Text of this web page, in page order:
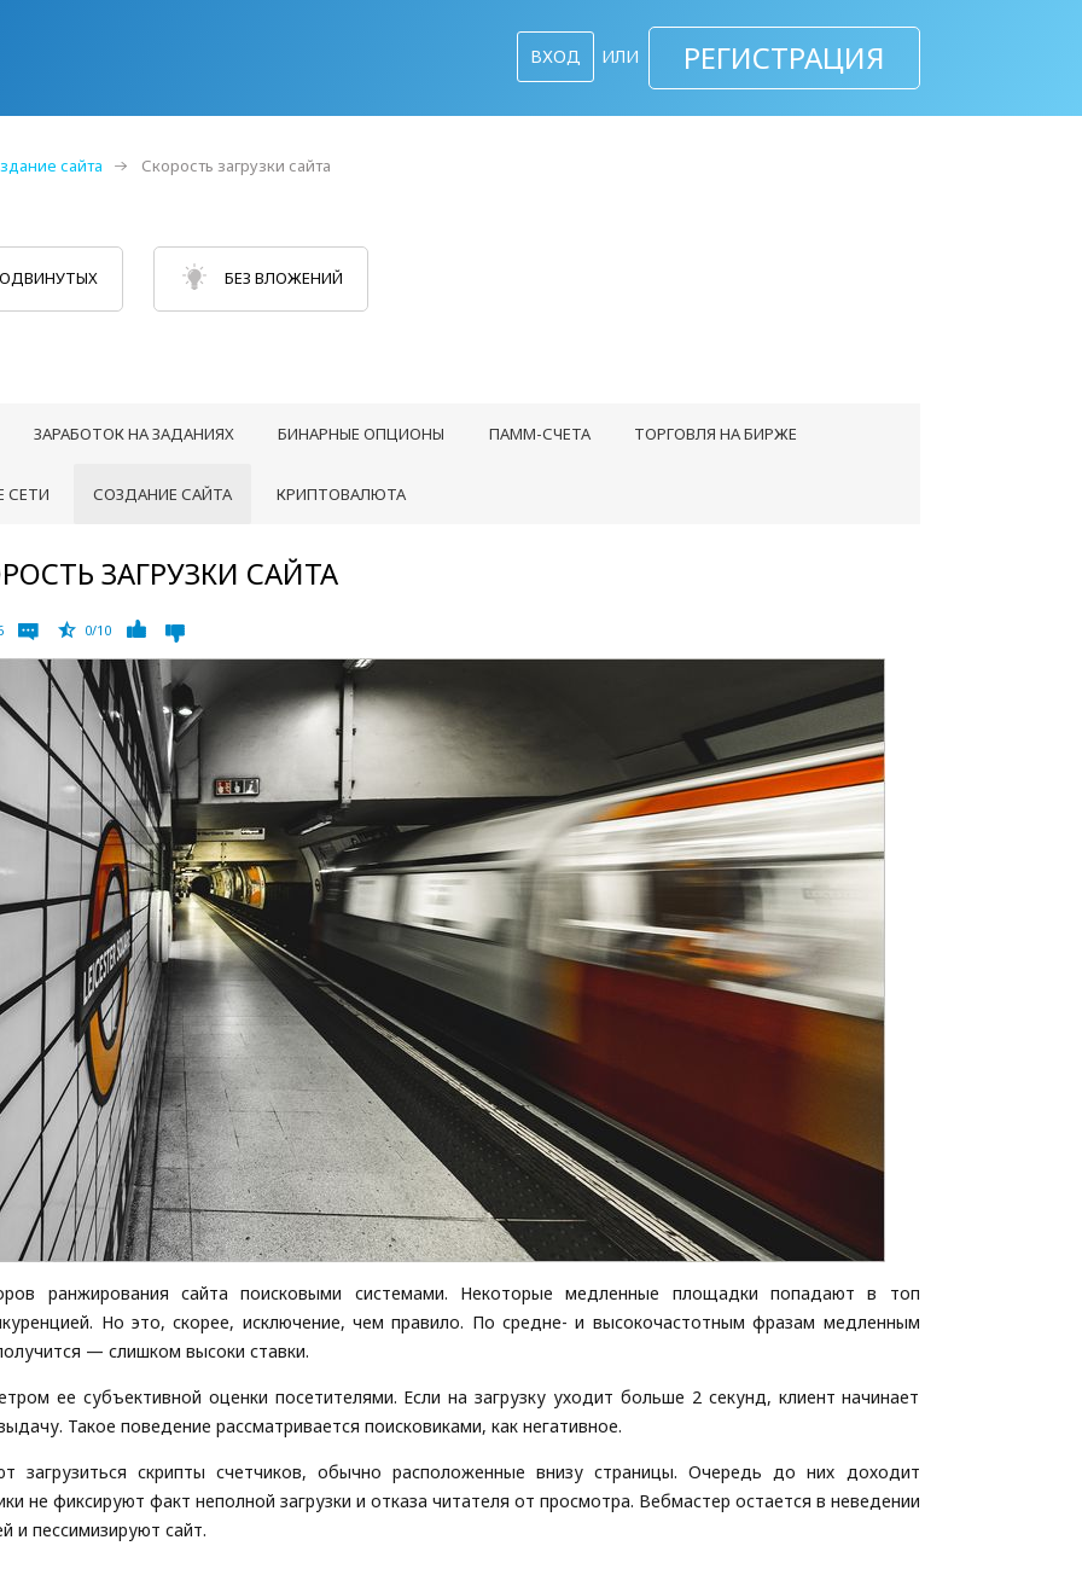
ВХОД ИЛИ РЕГИСТРАЦИЯ
сайта Скорость загрузки сайта
БЕЗ ВЛОЖЕНИЙ
ЗАРАБОТОК НА ЗАДАНИЯХ БИНАРНЫЕ ОПЦИОНЫ ПАММ-СЧЕТА ТОРГОВЛЯ НА БИРЖЕ
СЕТИ СОЗДАНИЕ САЙТА КРИПТОВАЛЮТА
ЗАГРУЗКИ САЙТА
0/10
ранжирования сайта поисковыми системами. Некоторые медленные площадки попадают в топ
Но это, скорее, исключение, чем правило. По средне- и высокочастотным фразам медленным
— слишком высоки ставки.
ее субъективной оценки посетителями. Если на загрузку уходит больше 2 секунд, клиент начинает
Такое поведение рассматривается поисковиками, как негативное.
загрузиться скрипты счетчиков, обычно расположенные внизу страницы. Очередь до них доходит
не фиксируют факт неполной загрузки и отказа читателя от просмотра. Вебмастер остается в неведении
и пессимизируют сайт.